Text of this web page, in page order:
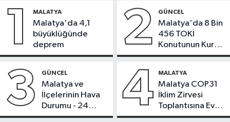
1 MALATYA
Malatya'da 4,1
büyüklüğünde
deprem
2 GÜNCEL
Malatya'da 8 Bin
456 TOKİ
Konutunun Kurası
Bugün Çekiliyor
3 GÜNCEL
Malatya ve
İlçelerinin Hava
Durumu - 24
Temmuz 2026
4 MALATYA
Malatya COP31
İklim Zirvesi
Toplantısına Ev
Sahipliği Yaptı